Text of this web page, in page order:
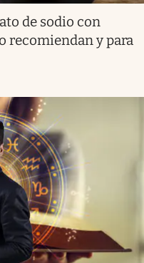
de sodio con
recomiendan y para